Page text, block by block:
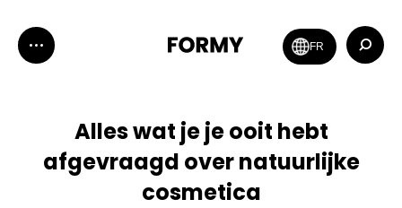
FR
Zoeken:
Alles wat je je ooit hebt
afgevraagd over natuurlijke
cosmetica